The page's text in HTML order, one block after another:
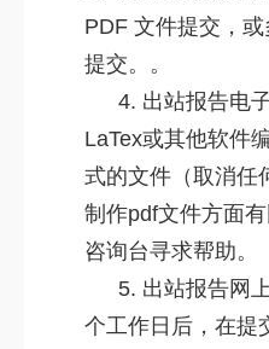
PDF 文件提交，
提交。。
4. 出站报告电
LaTex或其他软件
式的文件（取消任
制作pdf文件方面
咨询台寻求帮助。
5. 出站报告网
个工作日后，在提